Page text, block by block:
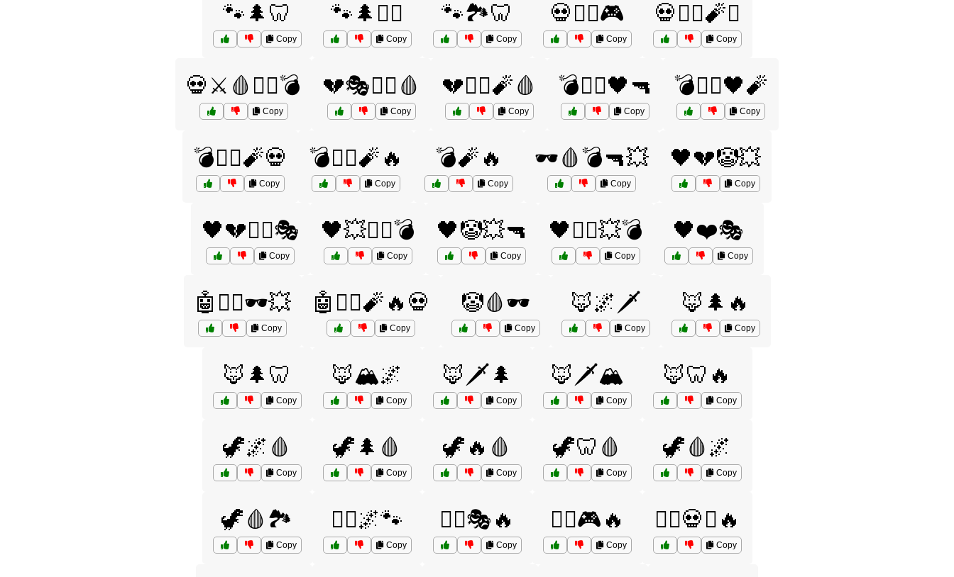
🐾🌲🦷
Copy
🐾🌲🦸‍♂️
Copy
🐾🏞️🦷
Copy
💀🦸‍♂️🎮
Copy
💀🦸‍♂️🧨⚔️
Copy
💀⚔️🩸🦸‍♂️💣
Copy
💔🎭🦸‍♂️🩸
Copy
💔🦸‍♂️🧨🩸
Copy
💣🦸‍♂️🖤🔫
Copy
💣🦸‍♂️🖤🧨
Copy
💣🦸‍♂️🧨💀
Copy
💣🦸‍♂️🧨🔥
Copy
💣🧨🔥
Copy
🕶️🩸💣🔫💥
Copy
🖤💔🤡💥
Copy
🖤💔🦸‍♂️🎭
Copy
🖤💥🦸‍♂️💣
Copy
🖤🤡💥🔫
Copy
🖤🦸‍♂️💥💣
Copy
🖤❤️🎭
Copy
🤖🦸‍♂️🕶️💥
Copy
🤖🦸‍♂️🧨🔥💀
Copy
🤡🩸🕶️
Copy
🦊🌌🗡️
Copy
🦊🌲🔥
Copy
🦊🌲🦷
Copy
🦊🏔️🌌
Copy
🦊🗡️🌲
Copy
🦊🗡️🏔️
Copy
🦊🦷🔥
Copy
🦖🌌🩸
Copy
🦖🌲🩸
Copy
🦖🔥🩸
Copy
🦖🦷🩸
Copy
🦖🩸🌌
Copy
🦖🩸🏞️
Copy
🦸‍♂️🌌🐾
Copy
🦸‍♂️🎭🔥
Copy
🦸‍♂️🎮🔥
Copy
🦸‍♂️💀⚔️🔥
Copy